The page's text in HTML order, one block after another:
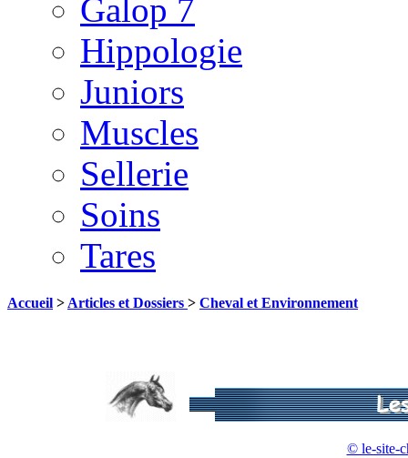
Galop 7
Hippologie
Juniors
Muscles
Sellerie
Soins
Tares
Accueil > Articles et Dossiers > Cheval et Environnement
© le-site-